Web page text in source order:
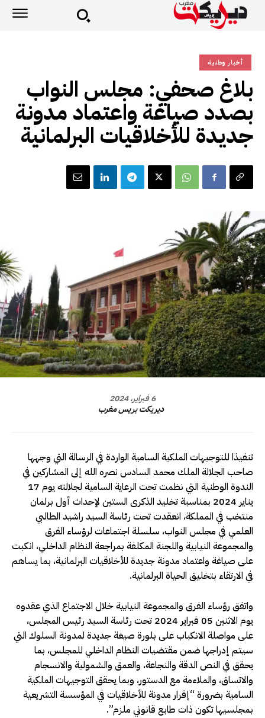
أخبار وطنية
بلاغ صحفي: مجلس النواب
بصدد صياغة واعتماد مدونة
جديدة للأخلاقيات البرلمانية
6 فبراير، 2024
ديريكت بريس مغرب
تنفيذا للتوجيهات الملكية السامية الواردة في الرسالة التي وجهها
صاحب الجلالة الملك محمد السادس نصره الله إلى المشاركين في
الندوة الوطنية التي نظمت تحت الرعاية السامية لجلالته يوم 17
يناير 2024 بمناسبة تخليد الذكرى الستين لإحداث أول برلمان
منتخب في المملكة، انعقدت تحت رئاسة السيد راشيد الطالبي
العلمي في مجلس النواب، سلسلة اجتماعات لرؤساء الفرق
والمجموعة النيابية واللجنة المكلفة بمراجعة النظام الداخلي، انكبت
على صياغة واعتماد مدونة جديدة للأخلاقيات البرلمانية، بما يساهم
في الارتقاء بتخليق الحياة البرلمانية.
واتفق رؤساء الفرق والمجموعة النيابية خلال الاجتماع الذي عقدوه
يوم الاثنين 05 فبراير 2024 تحت رئاسة السيد رئيس المجلس،
على مواصلة الانكباب على بلورة صيغة جديدة لمدونة السلوك التي
سيتم إدراجها ضمن مقتضيات النظام الداخلي للمجلس، بما
يحقق في النص الدقة والنجاعة، والعمق والشمولية والانسجام
والاتساق، والملاءمة مع الدستور، وبما يحقق التوجيهات الملكية
السامية بضرورة “إقرار مدونة للأخلاقيات في المؤسسة التشريعية
بمجلسيها تكون ذات طابع قانوني ملزم”.